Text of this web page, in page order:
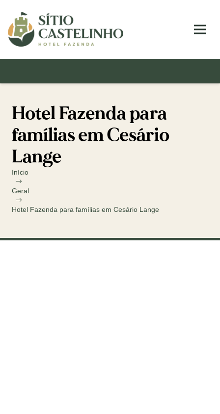
Hotel Fazenda para
famílias em Cesário
Lange
Início
Geral
Hotel Fazenda para famílias em Cesário Lange